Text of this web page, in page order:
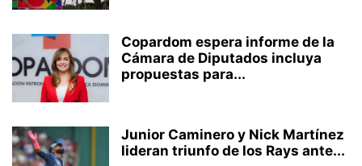
Copardom espera informe de la
Cámara de Diputados incluya
propuestas para...
Junior Caminero y Nick Martínez
lideran triunfo de los Rays ante...